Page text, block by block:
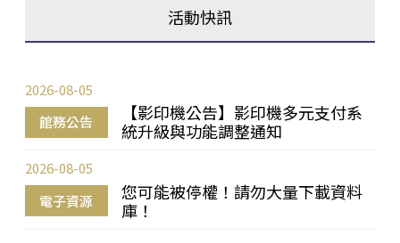
活動快訊
館務公告
【影印機公告】影印機多元支付系
統升級與功能調整通知
2026-08-05
電子資源
您可能被停權！請勿大量下載資料
庫！
2026-08-05